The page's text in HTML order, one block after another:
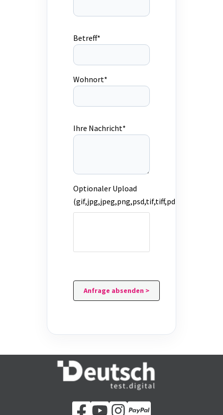
Betreff*
Wohnort*
Ihre Nachricht*
Optionaler Upload
(gif,jpg,jpeg,png,psd,tif,tiff,pdf)
Anfrage absenden >